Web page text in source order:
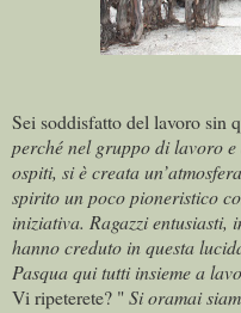
Sei soddisfatto del lavoro sin
perché nel gruppo di lavoro
ospiti, si è creata
spirito un poco pioneristico
iniziativa. Ragazzi entusiasti,
hanno creduto in questa
Pasqua qui tutti insieme a
Vi ripeterete? " Si oramai